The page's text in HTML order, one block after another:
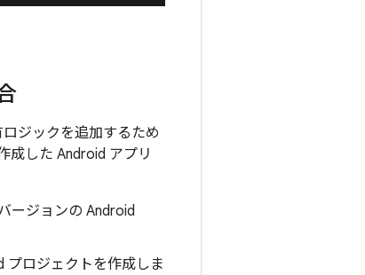
ジックを追加するため
成した Android アプリ
ージョンの Android
ロジェクトを作成しま